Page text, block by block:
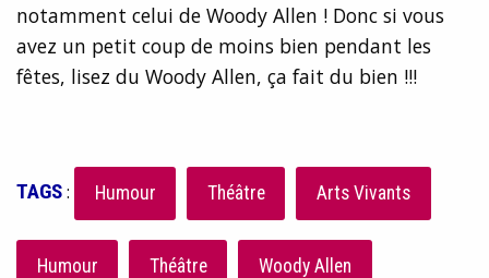
notamment celui de Woody Allen ! Donc si vous
avez un petit coup de moins bien pendant les
fêtes, lisez du Woody Allen, ça fait du bien !!!
TAGS: Humour Théâtre Arts Vivants
Humour Théâtre Woody Allen